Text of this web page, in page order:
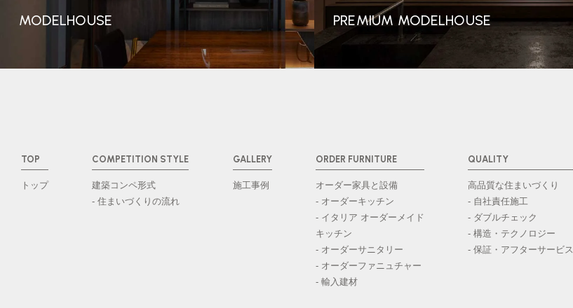
MODELHOUSE PREMIUM MODELHOUSE
TOP
トップ
COMPETITION STYLE
建築コンペ形式
- 住まいづくりの流れ
GALLERY
施工事例
ORDER FURNITURE
オーダー家具と設備
- オーダーキッチン
- イタリア オーダーメイド
キッチン
- オーダーサニタリー
- オーダーファニュチャー
- 輸入建材
QUALITY
高品質な住まいづくり
- 自社責任施工
- ダブルチェック
- 構造・テクノロジー
- 保証・アフターサービス